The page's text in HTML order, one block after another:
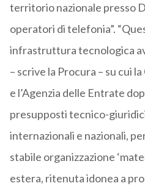
territorio nazionale presso
operatori di telefonia”.
infrastruttura tecnologica
– scrive la Procura – su cui
e l’Agenzia delle Entrate
presupposti tecnico-
internazionali e nazionali,
stabile organizzazione
estera, ritenuta idonea a